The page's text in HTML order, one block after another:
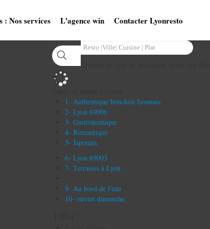
: Nos services L'agence win Contacter Lyonresto
1- Authentique bouchon lyonnais
2- Lyon 69006
3- Gastronomique
4- Romantique
5- Japonais
6- Lyon 69003
7- Terrasses à Lyon
9- Au bord de l'eau
10- ouvert dimanche